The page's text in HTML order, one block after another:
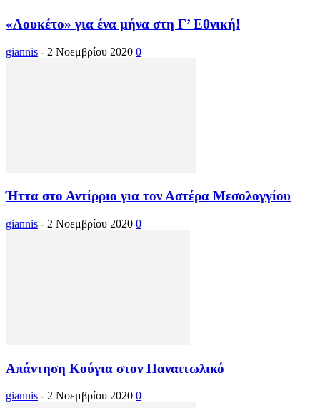
«Λουκέτο» για ένα μήνα στη Γ’ Εθνική!
giannis - 2 Νοεμβρίου 2020 0
Ήττα στο Αντίρριο για τον Αστέρα Μεσολογγίου
giannis - 2 Νοεμβρίου 2020 0
Απάντηση Κούγια στον Παναιτωλικό
giannis - 2 Νοεμβρίου 2020 0